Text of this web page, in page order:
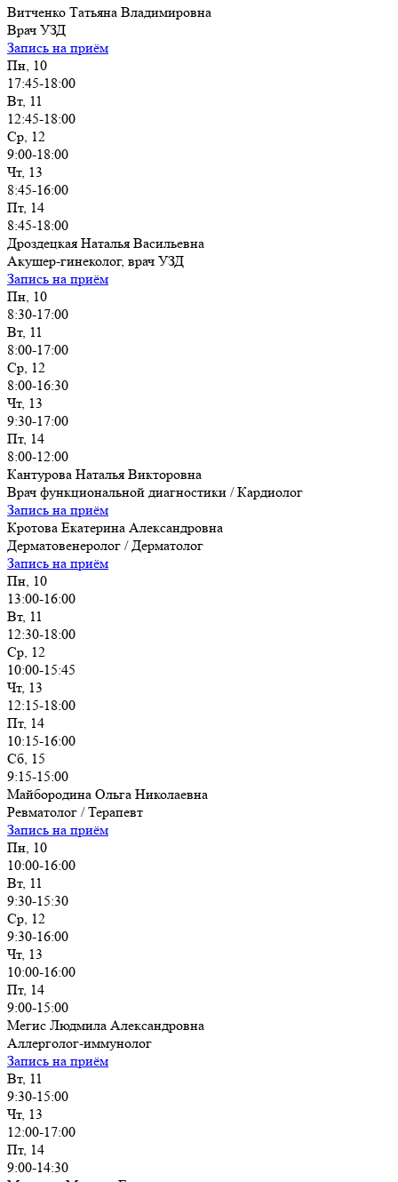
Витченко Татьяна Владимировна
Врач УЗД
Запись на приём
Пн, 10
17:45-18:00
Вт, 11
12:45-18:00
Ср, 12
9:00-18:00
Чт, 13
8:45-16:00
Пт, 14
8:45-18:00
Дроздецкая Наталья Васильевна
Акушер-гинеколог, врач УЗД
Запись на приём
Пн, 10
8:30-17:00
Вт, 11
8:00-17:00
Ср, 12
8:00-16:30
Чт, 13
9:30-17:00
Пт, 14
8:00-12:00
Кантурова Наталья Викторовна
Врач функциональной диагностики / Кардиолог
Запись на приём
Кротова Екатерина Александровна
Дерматовенеролог / Дерматолог
Запись на приём
Пн, 10
13:00-16:00
Вт, 11
12:30-18:00
Ср, 12
10:00-15:45
Чт, 13
12:15-18:00
Пт, 14
10:15-16:00
Сб, 15
9:15-15:00
Майбородина Ольга Николаевна
Ревматолог / Терапевт
Запись на приём
Пн, 10
10:00-16:00
Вт, 11
9:30-15:30
Ср, 12
9:30-16:00
Чт, 13
10:00-16:00
Пт, 14
9:00-15:00
Мегис Людмила Александровна
Аллерголог-иммунолог
Запись на приём
Вт, 11
9:30-15:00
Чт, 13
12:00-17:00
Пт, 14
9:00-14:30